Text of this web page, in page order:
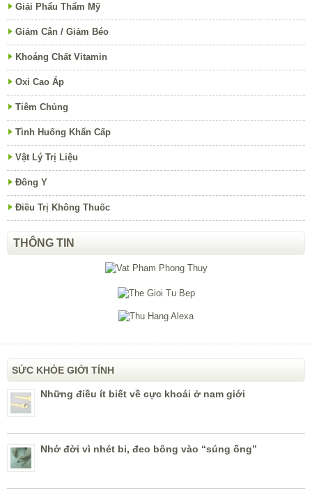
Giải Phẩu Thẩm Mỹ
Giảm Cân / Giảm Béo
Khoáng Chất Vitamin
Oxi Cao Áp
Tiêm Chủng
Tình Huống Khẩn Cấp
Vật Lý Trị Liệu
Đông Y
Điều Trị Không Thuốc
THÔNG TIN
SỨC KHỎE GIỚI TÍNH
Những điều ít biết về cực khoái ở nam giới
Nhớ đời vì nhét bi, đeo bông vào “súng ống”